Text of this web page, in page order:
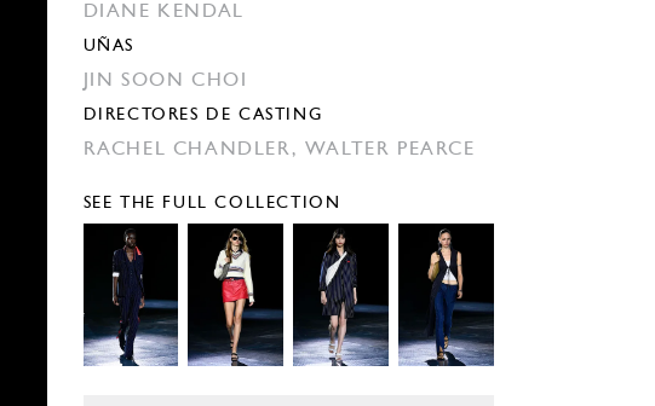
DIANE KENDAL
UÑAS
JIN SOON CHOI
DIRECTORES DE CASTING
RACHEL CHANDLER, WALTER PEARCE
SEE THE FULL COLLECTION